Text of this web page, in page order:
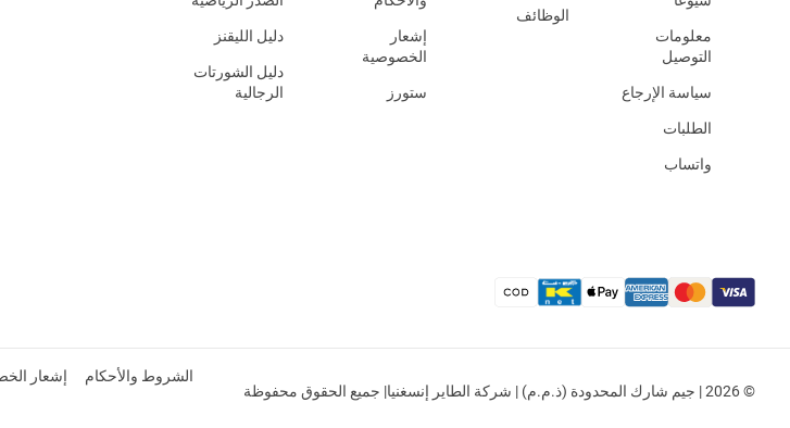
معلومات
التوصيل
سياسة الإرجاع
الطلبات
واتساب
الوظائف
إشعار
الخصوصية
ستورز
دليل الليقنز
دليل الشورتات
الرجالية
© 2026 | جيم شارك المحدودة (ذ.م.م) | شركة الطاير إنسغنيا| جميع الحقوق محفوظة
الشروط والأحكام إشعار